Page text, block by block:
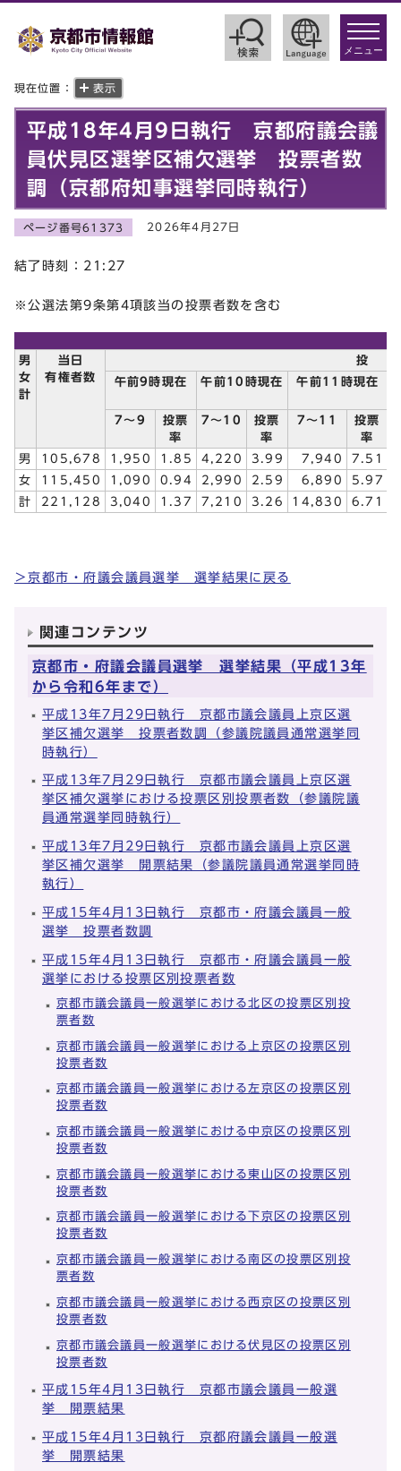
toggle
メニュー
現在位置： 表示
平成18年4月9日執行 京都府議会議
員伏見区選挙区補欠選挙 投票者数
調（京都府知事選挙同時執行）
ページ番号61373 2026年4月27日
結了時刻：21:27
※公選法第9条第4項該当の投票者数を含む
男
女
計
当日
有権者数
午前9時現在
午前10時現在 午前11時現在
7～9
投票
率
7～10
投票
率
7～11
投票
率
男 105,678 1,950 1.85 4,220 3.99 7,940 7.51
女
115,450 1,090 0.94 2,990 2.59 6,890 5.97
計
221,128 3,040 1.37 7,210 3.26 14,830 6.71
＞京都市・府議会議員選挙 選挙結果に戻る
関連コンテンツ
京都市・府議会議員選挙 選挙結果（平成13年
から令和6年まで）
平成13年7月29日執行 京都市議会議員上京区選
挙区補欠選挙 投票者数調（参議院議員通常選挙同
時執行）
平成13年7月29日執行 京都市議会議員上京区選
挙区補欠選挙における投票区別投票者数（参議院議
員通常選挙同時執行）
平成13年7月29日執行 京都市議会議員上京区選
挙区補欠選挙 開票結果（参議院議員通常選挙同時
執行）
平成15年4月13日執行 京都市・府議会議員一般
選挙 投票者数調
平成15年4月13日執行 京都市・府議会議員一般
選挙における投票区別投票者数
京都市議会議員一般選挙における北区の投票区別投
票者数
京都市議会議員一般選挙における上京区の投票区別
投票者数
京都市議会議員一般選挙における左京区の投票区別
投票者数
京都市議会議員一般選挙における中京区の投票区別
投票者数
京都市議会議員一般選挙における東山区の投票区別
投票者数
京都市議会議員一般選挙における下京区の投票区別
投票者数
京都市議会議員一般選挙における南区の投票区別投
票者数
京都市議会議員一般選挙における西京区の投票区別
投票者数
京都市議会議員一般選挙における伏見区の投票区別
投票者数
平成15年4月13日執行 京都市議会議員一般選
挙 開票結果
平成15年4月13日執行 京都府議会議員一般選
挙 開票結果